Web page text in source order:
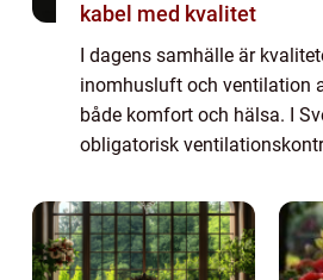
kabel med kvalitet
I dagens samhälle är
inomhusluft och ventilation
både komfort och hälsa. I
obligatorisk
säkerställe...